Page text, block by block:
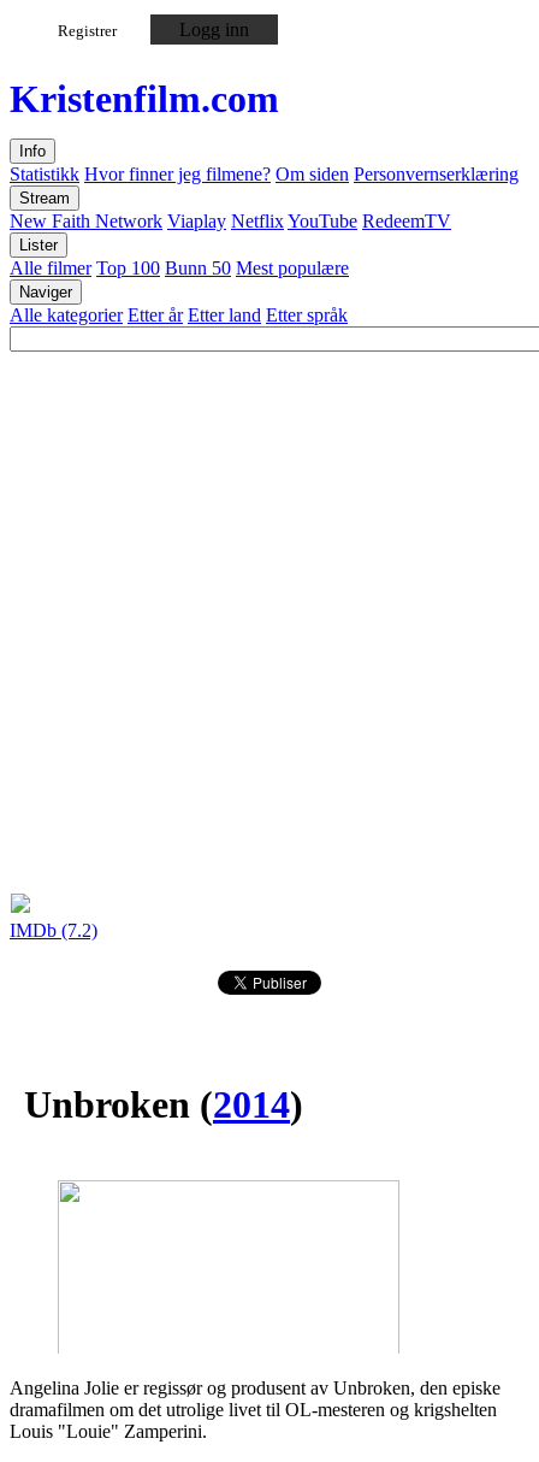
Registrer Logg inn
Kristenfilm.com
Info
Statistikk Hvor finner jeg filmene? Om siden Personvernserklæring
Stream
New Faith Network Viaplay NetflixYouTube RedeemTV
Lister
Alle filmer Top 100 Bunn 50 Mest populære
Naviger
Alle kategorier Etter år Etter land Etter språk
IMDb (7.2)
Unbroken (2014)
Angelina Jolie er regissør og produsent av Unbroken, den episke
dramafilmen om det utrolige livet til OL-mesteren og krigshelten
Louis "Louie" Zamperini.